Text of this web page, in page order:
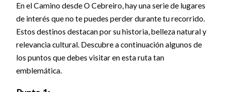
En el Camino desde O Cebreiro, hay una serie de lugares
de interés que no te puedes perder durante tu recorrido.
Estos destinos destacan por su historia, belleza natural y
relevancia cultural. Descubre a continuación algunos de
los puntos que debes visitar en esta ruta tan
emblemática.